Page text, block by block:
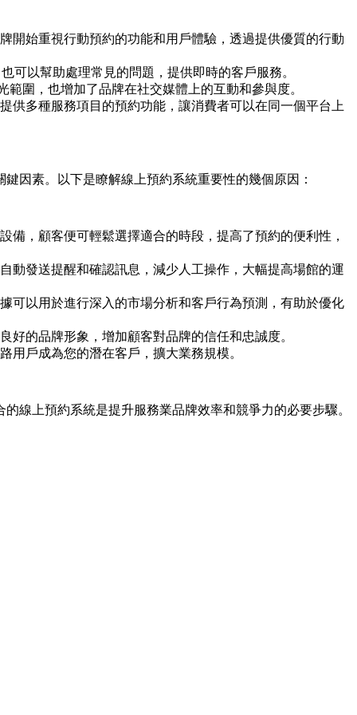
開始重視行動預約的功能和用戶體驗，透過提供優質的行動
可以幫助處理常見的問題，提供即時的客戶服務。
圍，也增加了品牌在社交媒體上的互動和參與度。
供多種服務項目的預約功能，讓消費者可以在同一個平台上
因素。以下是瞭解線上預約系統重要性的幾個原因：
，顧客便可輕鬆選擇適合的時段，提高了預約的便利性，
動發送提醒和確認訊息，減少人工操作，大幅提高場館的運
可以用於進行深入的市場分析和客戶行為預測，有助於優化
的品牌形象，增加顧客對品牌的信任和忠誠度。
用戶成為您的潛在客戶，擴大業務規模。
線上預約系統是提升服務業品牌效率和競爭力的必要步驟。